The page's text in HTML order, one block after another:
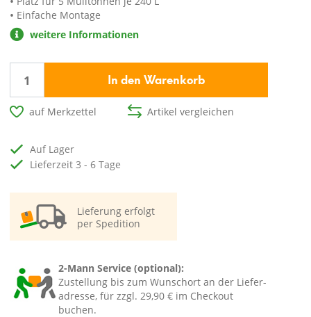
Einfache Montage
weitere Informationen
In den Warenkorb
auf Merkzettel Artikel vergleichen
auf Lager
Lieferzeit 3 - 6 Tage
Lieferung erfolgt
per Spedition
2-Mann Service (optional):
Zustellung bis zum Wunschort an der Liefer-
adresse, für zzgl. 29,90 € im Checkout
buchen.